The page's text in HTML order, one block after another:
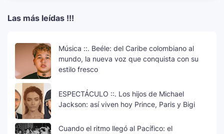
Las más leídas !!!
Música ::. Beéle: del Caribe colombiano al
mundo, la nueva voz que conquista con su
estilo fresco
ESPECTÁCULO ::. Los hijos de Michael
Jackson: así viven hoy Prince, Paris y Bigi
Cuando el ritmo llegó al Pacífico: el